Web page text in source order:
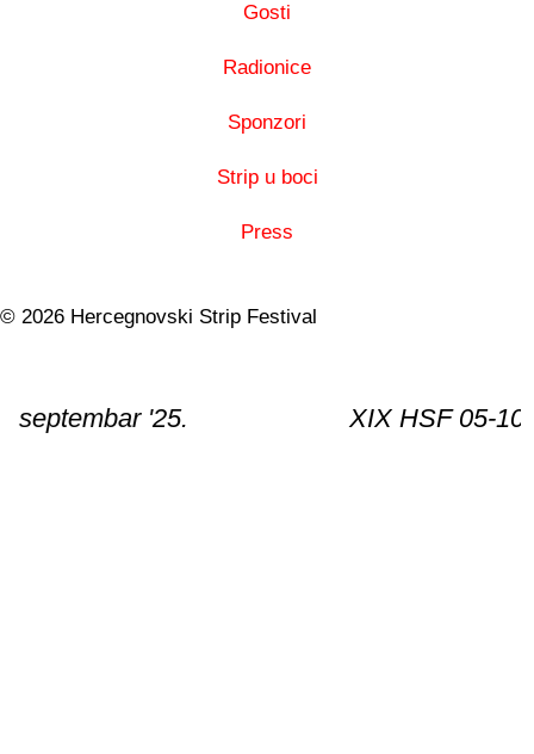
Gosti
Radionice
Sponzori
Strip u boci
Press
© 2026 Hercegnovski Strip Festival
'25. XIX HSF 05-10.